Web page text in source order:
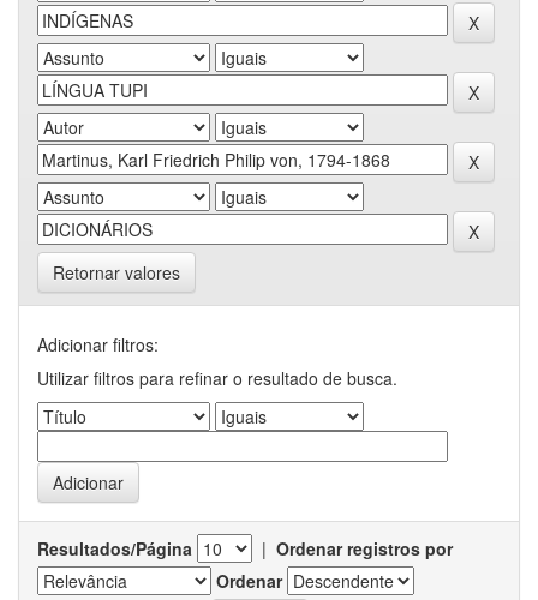
Retornar valores
Adicionar filtros:
Utilizar filtros para refinar o resultado de busca.
Resultados/Página | Ordenar registros por
Ordenar